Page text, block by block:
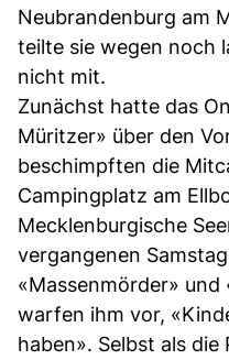
Neubrandenburg am
teilte sie wegen noch
nicht mit.
Zunächst hatte das
Müritzer» über den
beschimpften die
Campingplatz am
Mecklenburgische
vergangenen
«Massenmörder» und
warfen ihm vor,
haben». Selbst als die